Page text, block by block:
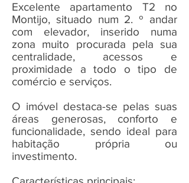
Excelente apartamento T2 no
Montijo, situado num 2. º andar
com elevador, inserido numa
zona muito procurada pela sua
centralidade, acessos e
proximidade a todo o tipo de
comércio e serviços.
O imóvel destaca-se pelas suas
áreas generosas, conforto e
funcionalidade, sendo ideal para
habitação própria ou
investimento.